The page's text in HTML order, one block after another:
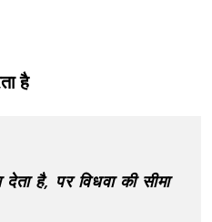
है
देता है, पर विधवा की सीमा